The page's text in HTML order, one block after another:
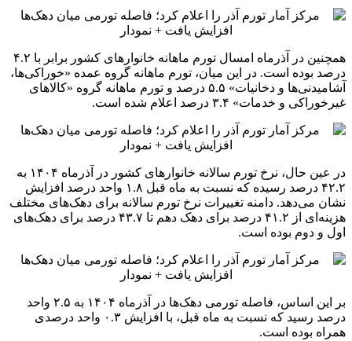
همچنین در آذرماه امسال تورم ماهانه خانوارهای کشور برابر با ۴.۲
درصد بوده است. در این میان، تورم ماهانه گروه عمده «خوراکی‌ها،
آشامیدنی‌ها و دخانیات» ۵.۵ درصد و تورم ماهانه گروه «کالاهای
غیرخوراکی و خدمات» ۳.۴ درصد اعلام شده است.
در عین حال، نرخ تورم سالانه خانوارهای کشور در آذرماه ۱۴۰۴ به
۴۲.۲ درصد رسیده که نسبت به ماه قبل ۱.۸ واحد درصد افزایش
نشان می‌دهد. دامنه تغییرات نرخ تورم سالانه برای دهک‌های مختلف
هزینه‌ای از ۴۱.۲ درصد برای دهک دهم تا ۴۳.۷ درصد برای دهک‌های
اول و دوم بوده است.
بر این اساس، فاصله تورمی دهک‌ها در آذرماه ۱۴۰۴ به ۲.۵ واحد
درصد رسید که نسبت به ماه قبل، با افزایش ۰.۳ واحد درصدی
همراه بوده است.